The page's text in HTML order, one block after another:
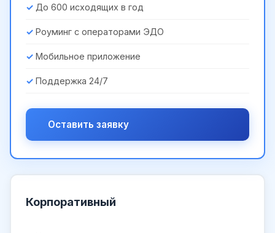
До 600 исходящих в год
Роуминг с операторами ЭДО
Мобильное приложение
Поддержка 24/7
Оставить заявку
Корпоративный